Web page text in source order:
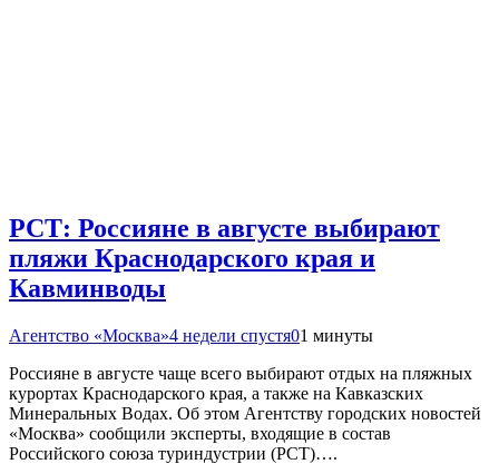
РСТ: Россияне в августе выбирают
пляжи Краснодарского края и
Кавминводы
Агентство «Москва»4 недели спустя01 минуты
Россияне в августе чаще всего выбирают отдых на пляжных
курортах Краснодарского края, а также на Кавказских
Минеральных Водах. Об этом Агентству городских новостей
«Москва» сообщили эксперты, входящие в состав
Российского союза туриндустрии (РСТ)….